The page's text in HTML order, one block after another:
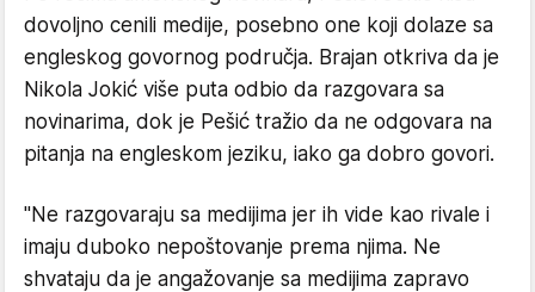
dovoljno cenili medije, posebno one koji dolaze sa
engleskog govornog područja. Brajan otkriva da je
Nikola Jokić više puta odbio da razgovara sa
novinarima, dok je Pešić tražio da ne odgovara na
pitanja na engleskom jeziku, iako ga dobro govori.
"Ne razgovaraju sa medijima jer ih vide kao rivale i
imaju duboko nepoštovanje prema njima. Ne
shvataju da je angažovanje sa medijima zapravo